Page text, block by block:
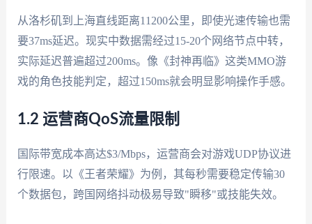
从洛杉矶到上海直线距离11200公里，即使光速传输也需
要37ms延迟。现实中数据需经过15-20个网络节点中转，
实际延迟普遍超过200ms。像《封神再临》这类MMO游
戏的角色技能判定，超过150ms就会明显影响操作手感。
1.2 运营商QoS流量限制
国际带宽成本高达$3/Mbps，运营商会对游戏UDP协议进
行限速。以《王者荣耀》为例，其每秒需要稳定传输30
个数据包，跨国网络抖动极易导致"瞬移"或技能失效。